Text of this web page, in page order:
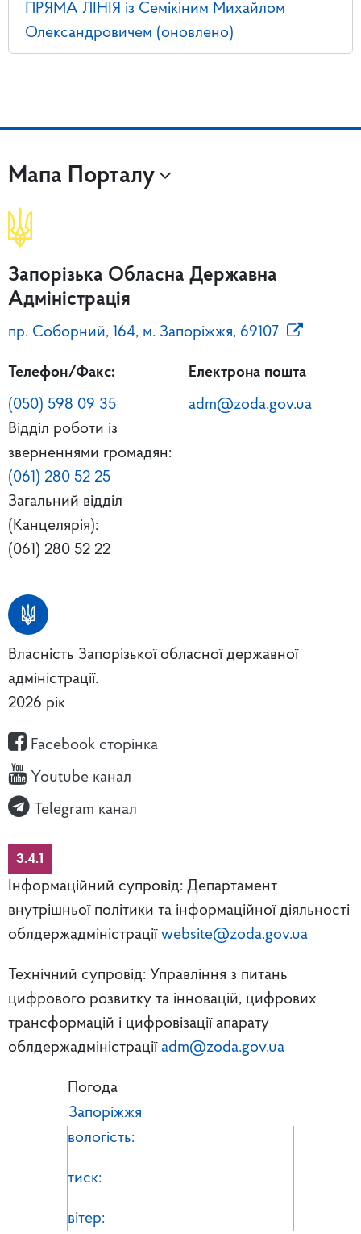
ПРЯМА ЛІНІЯ із Семікіним Михайлом
Олександровичем (оновлено)
Мапа Порталу
Запорізька Обласна Державна
Адміністрація
пр. Соборний, 164, м. Запоріжжя, 69107
Телефон/Факс:
(050) 598 09 35
Відділ роботи із
зверненнями громадян:
(061) 280 52 25
Загальний відділ
(Канцелярія):
(061) 280 52 22
Електрона пошта
adm@zoda.gov.ua
Власність Запорізької обласної державної
адміністрації.
2026 рік
Facebook сторінка
Youtube канал
Telegram канал
3.4.1
Інформаційний супровід: Департамент
внутрішньої політики та інформаційної діяльності
облдержадміністрації website@zoda.gov.ua
Технічний супровід: Управління з питань
цифрового розвитку та інновацій, цифрових
трансформацій і цифровізації апарату
облдержадміністрації adm@zoda.gov.ua
Погода
Запоріжжя
вологість:
тиск:
вітер: